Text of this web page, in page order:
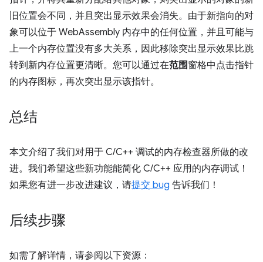
旧位置会不同，并且突出显示效果会消失。由于新指向的对
象可以位于 WebAssembly 内存中的任何位置，并且可能与
上一个内存位置没有多大关系，因此移除突出显示效果比跳
转到新内存位置更清晰。您可以通过在范围窗格中点击指针
的内存图标，再次突出显示该指针。
总结
本文介绍了我们对用于 C/C++ 调试的内存检查器所做的改
进。我们希望这些新功能能简化 C/C++ 应用的内存调试！
如果您有进一步改进建议，请提交 bug 告诉我们！
后续步骤
如需了解详情，请参阅以下资源：